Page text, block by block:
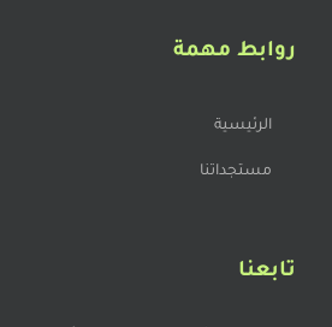
روابط مهمة
الرئيسية
مستجداتنا
تابعنا